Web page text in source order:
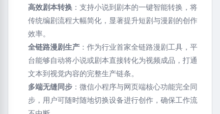
高效剧本转换 ：支持小说到剧本的一键智能转换，将
传统编剧流程大幅简化，显著提升短剧与漫剧的创作
效率。
全链路漫剧生产 ：作为行业首家全链路漫剧工具，平
台能够自动将小说或剧本直接转化为视频成品，打通
文本到视觉内容的完整生产链条。
多端无缝同步 ：微信小程序与网页端核心功能完全同
步，用户可随时随地切换设备进行创作，确保工作流